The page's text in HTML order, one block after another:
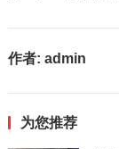
作者: admin
为您推荐